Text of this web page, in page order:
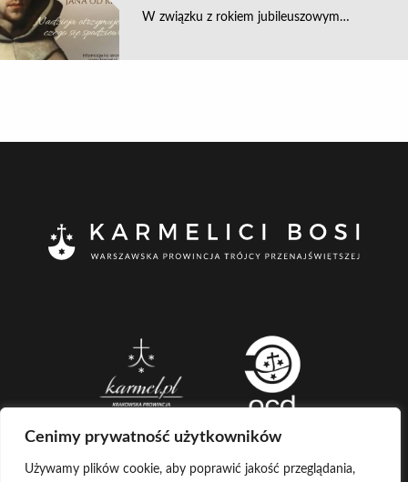
Cenimy prywatność użytkowników
Używamy plików cookie, aby poprawić jakość przeglądania,
W związku z rokiem jubileuszowym…